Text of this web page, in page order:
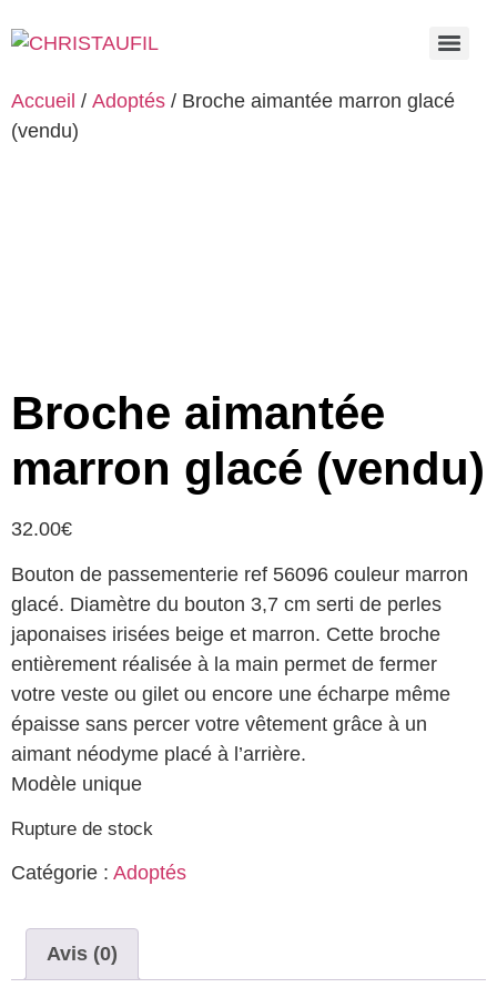
Accueil / Adoptés / Broche aimantée marron glacé
(vendu)
Broche aimantée
marron glacé (vendu)
32.00€
Bouton de passementerie ref 56096 couleur marron
glacé. Diamètre du bouton 3,7 cm serti de perles
japonaises irisées beige et marron. Cette broche
entièrement réalisée à la main permet de fermer
votre veste ou gilet ou encore une écharpe même
épaisse sans percer votre vêtement grâce à un
aimant néodyme placé à l’arrière.
Modèle unique
Rupture de stock
Catégorie : Adoptés
Avis (0)